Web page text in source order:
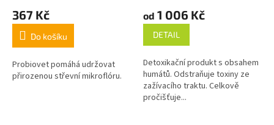
367 Kč
Do košíku
Probiovet pomáhá udržovat
přirozenou střevní mikroflóru.
od 1 006 Kč
DETAIL
Detoxikační produkt s obsahem
humátů. Odstraňuje toxiny ze
zažívacího traktu. Celkově
pročišťuje...